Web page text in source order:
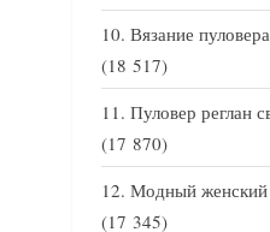
Вязание
(18 517)
Пуловер реглан
(17 870)
Модный
(17 345)